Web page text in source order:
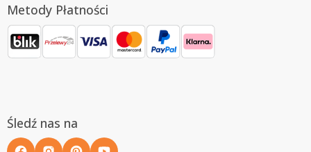
Metody Płatności
Śledź nas na